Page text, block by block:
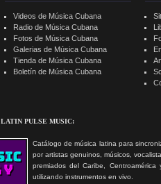
LATIN PULSE MUSIC:
Catálogo de música latina para
por artistas genuinos, músicos,
premiados del Caribe, Centroamérica
utilizando instrumentos en vivo.
Videos de Música Cubana
Radio de Música Cubana
Fotos de Música Cubana
Galerias de Música Cubana
Tienda de Música Cubana
Boletín de Música Cubana